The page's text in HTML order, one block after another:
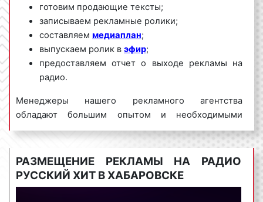
готовим продающие тексты;
записываем рекламные ролики;
составляем медиаплан;
выпускаем ролик в эфир;
предоставляем отчет о выходе рекламы на
радио.
Менеджеры нашего рекламного агентства
обладают большим опытом и необходимыми
знаниями для проведения качественных и
эффективных рекламных кампаний на Радио
Русский Хит. Для получения коммерческого
предложения по размещению рекламы на Радио
Русский Хит в Хабаровске и Хабаровском крае
РАЗМЕЩЕНИЕ РЕКЛАМЫ НА РАДИО
РУССКИЙ ХИТ В ХАБАРОВСКЕ